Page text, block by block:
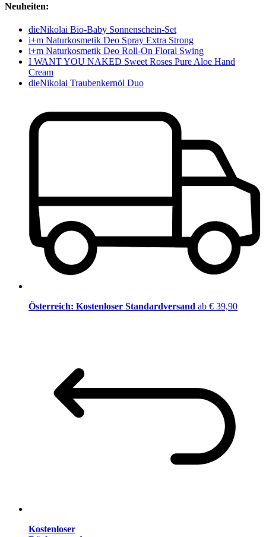
Neuheiten:
dieNikolai Bio-Baby Sonnenschein-Set
i+m Naturkosmetik Deo Spray Extra Strong
i+m Naturkosmetik Deo Roll-On Floral Swing
I WANT YOU NAKED Sweet Roses Pure Aloe Hand
Cream
dieNikolai Traubenkernöl Duo
Österreich: Kostenloser Standardversand ab € 39,90
Kostenloser